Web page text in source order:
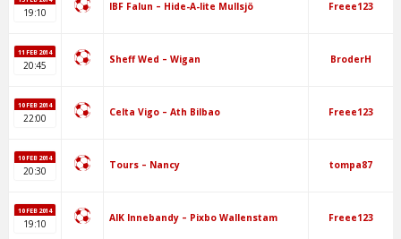
19:10 IBF Falun – Hide-A-lite Mullsjö Freee123
11 FEB 2014
20:45 Sheff Wed – Wigan BroderH
10 FEB 2014
22:00 Celta Vigo – Ath Bilbao Freee123
10 FEB 2014
20:30 Tours – Nancy tompa87
10 FEB 2014
19:10 AIK Innebandy – Pixbo Wallenstam Freee123